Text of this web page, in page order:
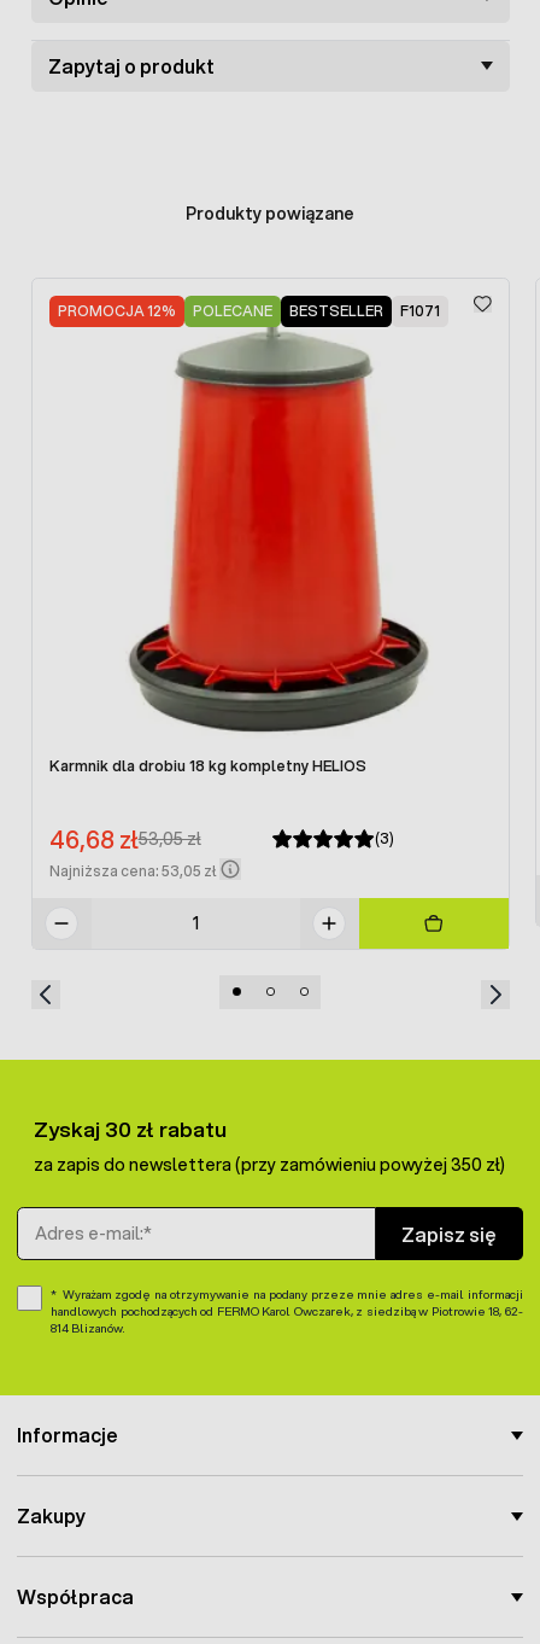
Zapytaj o produkt
Produkty powiązane
PROMOCJA 12% POLECANE BESTSELLER F1071
Karmnik dla drobiu 18 kg kompletny HELIOS
Cena promocyjna:
46,68 złRegular Price:
53,05 zł
(3)
Najniższa cena: 53,05 zł
Informacje
Zakupy
Współpraca
Zyskaj 30 zł rabatu
za zapis do newslettera (przy zamówieniu powyżej 350 zł)
Adres e-mail
Zapisz się
Wyrażam zgodę na otrzymywanie na podany przeze mnie adres e-mail informacji
handlowych pochodzących od FERMO Karol Owczarek, z siedzibą w Piotrowie 18, 62-
814 Blizanów.